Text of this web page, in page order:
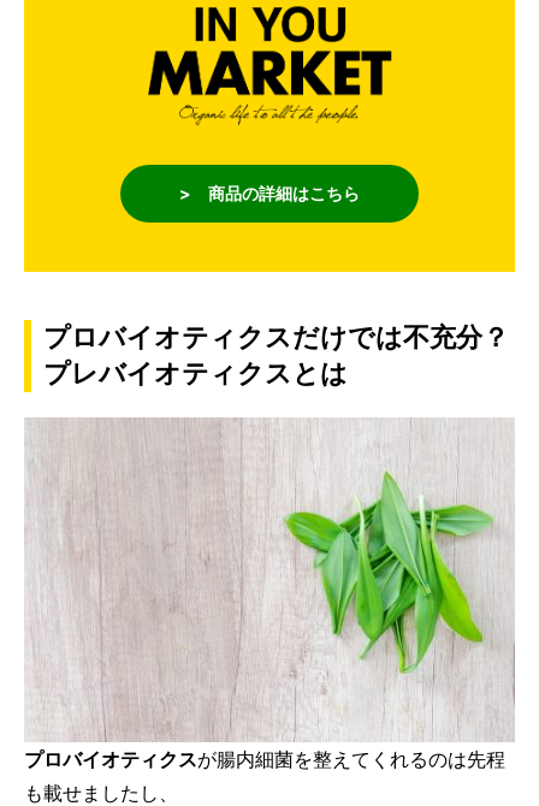
> 商品の詳細はこちら
プロバイオティクスだけでは不充分？
プレバイオティクスとは
プロバイオティクスが腸内細菌を整えてくれるのは先程
も載せましたし、